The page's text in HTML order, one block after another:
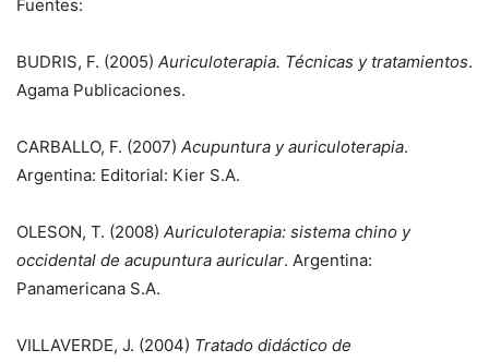
Fuentes:
BUDRIS, F. (2005) Auriculoterapia. Técnicas y tratamientos.
Agama Publicaciones.
CARBALLO, F. (2007) Acupuntura y auriculoterapia.
Argentina: Editorial: Kier S.A.
OLESON, T. (2008) Auriculoterapia: sistema chino y
occidental de acupuntura auricular. Argentina:
Panamericana S.A.
VILLAVERDE, J. (2004) Tratado didáctico de